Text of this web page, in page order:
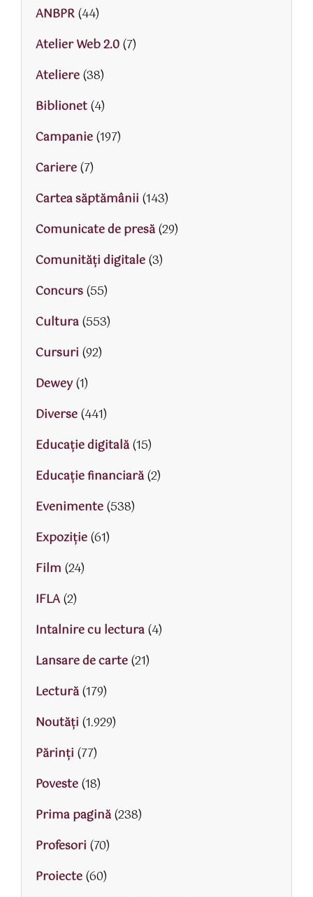
ANBPR(44)
Atelier Web 2.0(7)
Ateliere(38)
Biblionet(4)
Campanie(197)
Cariere(7)
Cartea săptămânii (143)
Comunicate de presă(29)
Comunități digitale(3)
Concurs(55)
Cultura(553)
Cursuri (92)
Dewey(1)
Diverse(441)
Educaţie digitală(15)
Educaţie financiară(2)
Evenimente(538)
Expoziție(61)
Film (24)
IFLA(2)
Intalnire cu lectura(4)
Lansare de carte(21)
Lectură(179)
Noutăți (1.929)
Părinţi (77)
Poveste(18)
Prima pagină(238)
Profesori (70)
Proiecte(60)